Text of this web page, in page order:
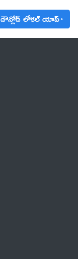
డౌన్లోడ్ లోకల్ యాప్